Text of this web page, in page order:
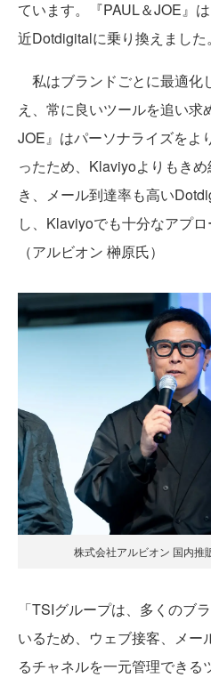
ています。『PAUL＆JOE』
近Dotdigitalに乗り換えました。
私はブランドごとに最適化
え、常に良いツールを追い求
JOE』はパーソナライズをよ
ったため、Klaviyoよりもき
き、メール到達率も高い
し、Klaviyoでも十分なアプ
（アルビオン 榊原氏）
株式会社アルビオン 国内推
「TSIグループは、多くのブ
いるため、ウェブ接客、メー
るチャネルを一元管理できる